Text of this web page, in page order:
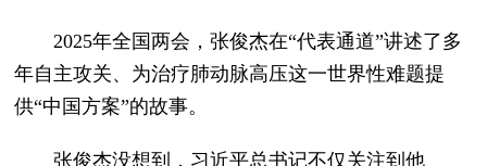
2025年全国两会，张俊杰在“代表通道”讲述了多
年自主攻关、为治疗肺动脉高压这一世界性难题提
供“中国方案”的故事。
张俊杰没想到，习近平总书记不仅关注到他